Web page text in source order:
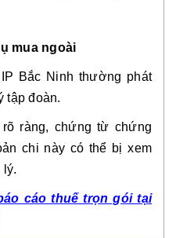
mua ngoài
Bắc Ninh thường phát
tập đoàn.
ràng, chứng từ chứng
chi này có thể bị xem
lý.
cáo thuế trọn gói tại